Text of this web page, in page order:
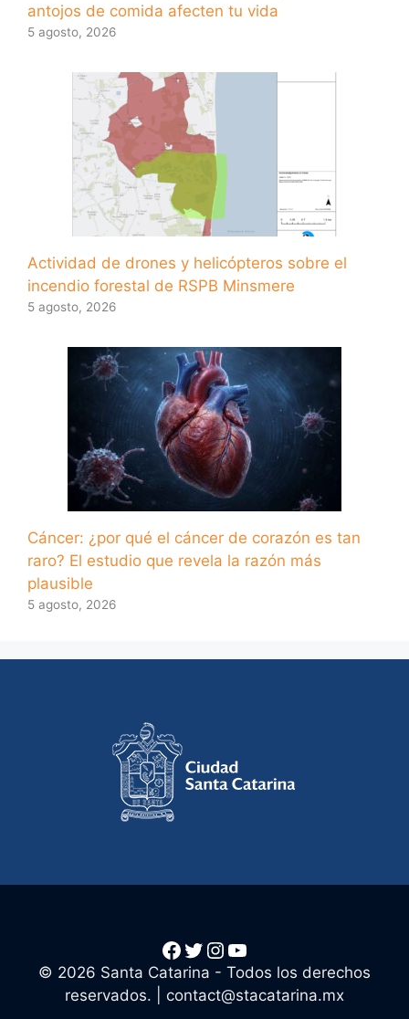
antojos de comida afecten tu vida
5 agosto, 2026
Actividad de drones y helicópteros sobre el
incendio forestal de RSPB Minsmere
5 agosto, 2026
Cáncer: ¿por qué el cáncer de corazón es tan
raro? El estudio que revela la razón más
plausible
5 agosto, 2026
© 2026 Santa Catarina - Todos los derechos
reservados. | contact@stacatarina.mx
Facebook
Twitter
Instagram
YouTube